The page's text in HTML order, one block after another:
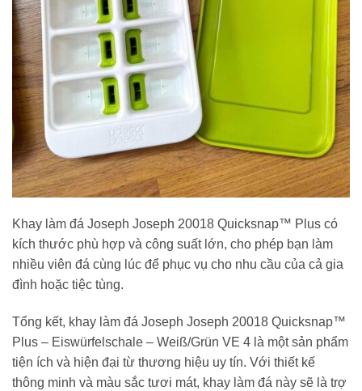
Khay làm đá Joseph Joseph 20018 Quicksnap™ Plus có
kích thước phù hợp và công suất lớn, cho phép bạn làm
nhiều viên đá cùng lúc để phục vụ cho nhu cầu của cả gia
đình hoặc tiệc tùng.
Tổng kết, khay làm đá Joseph Joseph 20018 Quicksnap™
Plus – Eiswürfelschale – Weiß/Grün VE 4 là một sản phẩm
tiện ích và hiện đại từ thương hiệu uy tín. Với thiết kế
thông minh và màu sắc tươi mát, khay làm đá này sẽ là trợ